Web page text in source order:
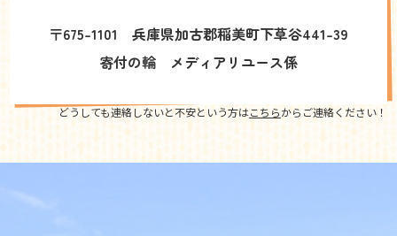
〒675-1101 兵庫県加古郡稲美町下草谷441-39
寄付の輪 メディアリユース係
どうしても連絡しないと不安という方はこちらからご連絡ください！